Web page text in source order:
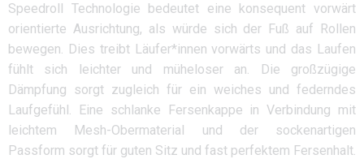
Speedroll Technologie bedeutet eine konsequent vorwärt
orientierte Ausrichtung, als würde sich der Fuß auf Rollen
bewegen. Dies treibt Läufer*innen vorwärts und das Laufen
fühlt sich leichter und müheloser an. Die großzügige
Dämpfung sorgt zugleich für ein weiches und federndes
Laufgefühl. Eine schlanke Fersenkappe in Verbindung mit
leichtem Mesh-Obermaterial und der sockenartigen
Passform sorgt für guten Sitz und fast perfektem Fersenhalt.